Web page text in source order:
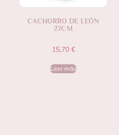
CACHORRO DE LEÓN
27CM
15,70 €
Leer más